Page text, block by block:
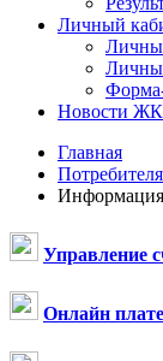
Личный
Новости
Главная
Информация
Управление
Онлайн